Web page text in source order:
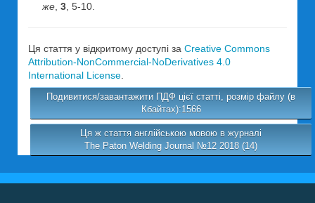
же 3 , 5-10.
Ця стаття у відкритому доступі за Creative Commons
Attribution-NonCommercial-NoDerivatives 4.0
International License
Подивитися/завантажити ПДФ цієї статті, розмір файлу (в
Кбайтах):1566
Ця ж стаття англійською мовою в журналі
The Paton Welding Journal №12 2018 (14)